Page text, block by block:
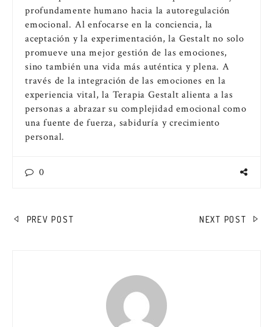
profundamente humano hacia la autoregulación
emocional. Al enfocarse en la conciencia, la
aceptación y la experimentación, la Gestalt no solo
promueve una mejor gestión de las emociones,
sino también una vida más auténtica y plena. A
través de la integración de las emociones en la
experiencia vital, la Terapia Gestalt alienta a las
personas a abrazar su complejidad emocional como
una fuente de fuerza, sabiduría y crecimiento
personal.
0
NAVEGACIÓN
PREV POST NEXT POST